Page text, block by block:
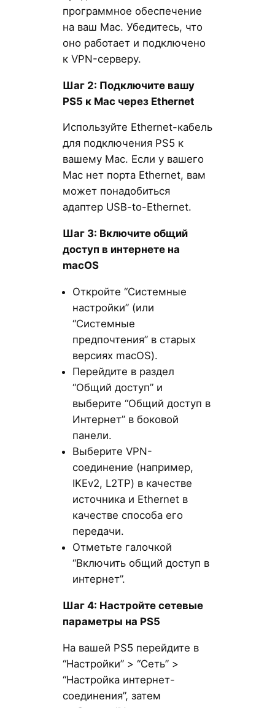
программное обеспечение
на ваш Mac. Убедитесь, что
оно работает и подключено
к VPN-серверу.
Шаг 2: Подключите вашу
PS5 к Mac через Ethernet
Используйте Ethernet-кабель
для подключения PS5 к
вашему Mac. Если у вашего
Mac нет порта Ethernet, вам
может понадобиться
адаптер USB-to-Ethernet.
Шаг 3: Включите общий
доступ в интернете на
macOS
Откройте “Системные
настройки” (или
“Системные
предпочтения” в старых
версиях macOS).
Перейдите в раздел
“Общий доступ” и
выберите “Общий доступ в
Интернет” в боковой
панели.
Выберите VPN-
соединение (например,
IKEv2, L2TP) в качестве
источника и Ethernet в
качестве способа его
передачи.
Отметьте галочкой
“Включить общий доступ в
интернет”.
Шаг 4: Настройте сетевые
параметры на PS5
На вашей PS5 перейдите в
“Настройки” > “Сеть” >
“Настройка интернет-
соединения”, затем